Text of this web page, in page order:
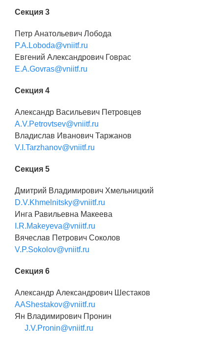
Секция 3
Петр Анатольевич Лобода
P.A.Loboda@vniitf.ru
Евгений Александрович Говрас
E.A.Govras@vniitf.ru
Секция 4
Александр Васильевич Петровцев
A.V.Petrovtsev@vniitf.ru
Владислав Иванович Таржанов
V.I.Tarzhanov@vniitf.ru
Секция 5
Дмитрий Владимирович Хмельницкий
D.V.Khmelnitsky@vniitf.ru
Инга Равильевна Макеева
I.R.Makeyeva@vniitf.ru
Вячеслав Петрович Соколов
V.P.Sokolov@vniitf.ru
Секция 6
Александр Александрович Шестаков
AAShestakov@vniitf.ru
Ян Владимирович Пронин
J.V.Pronin@vniitf.ru